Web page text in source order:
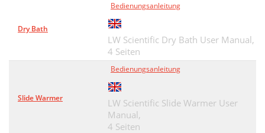
Dry Bath
Bedienungsanleitung
LW Scientific Dry Bath User Manual,
4 Seiten
Slide Warmer
Bedienungsanleitung
LW Scientific Slide Warmer User
Manual,
4 Seiten